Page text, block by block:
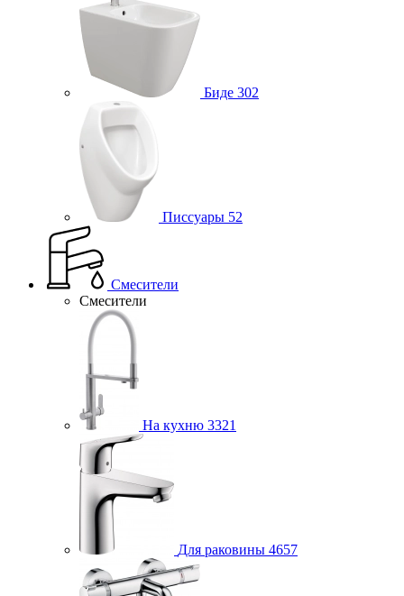
Биде 302
Писсуары 52
Смесители
Смесители
На кухню 3321
Для раковины 4657